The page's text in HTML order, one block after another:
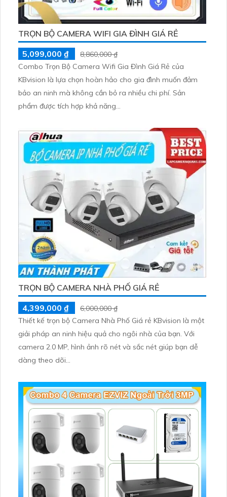
TRỌN BỘ CAMERA WIFI GIA ĐÌNH GIÁ RẺ
5,099,000 ₫
8,860,000 ₫
Combo Trọn Bộ Camera Wifi Gia Đình Giá Rẻ của
KBvision là lựa chọn hoàn hảo cho gia đình muốn đảm
bảo an ninh mà không cần bỏ ra nhiều chi phí. Sản
phẩm được tích hợp khả năng...
TRỌN BỘ CAMERA NHÀ PHỐ GIÁ RẺ
4,399,000 ₫
6,000,000 ₫
Thiết kế trọn bộ Camera Nhà Phố Giá rẻ KBvision là một
giải pháp an ninh hiệu quả cho ngôi nhà của bạn. Với
camera 2.0 MP, hình ảnh rõ nét và sắc nét giúp bạn dễ
dàng theo dõi...